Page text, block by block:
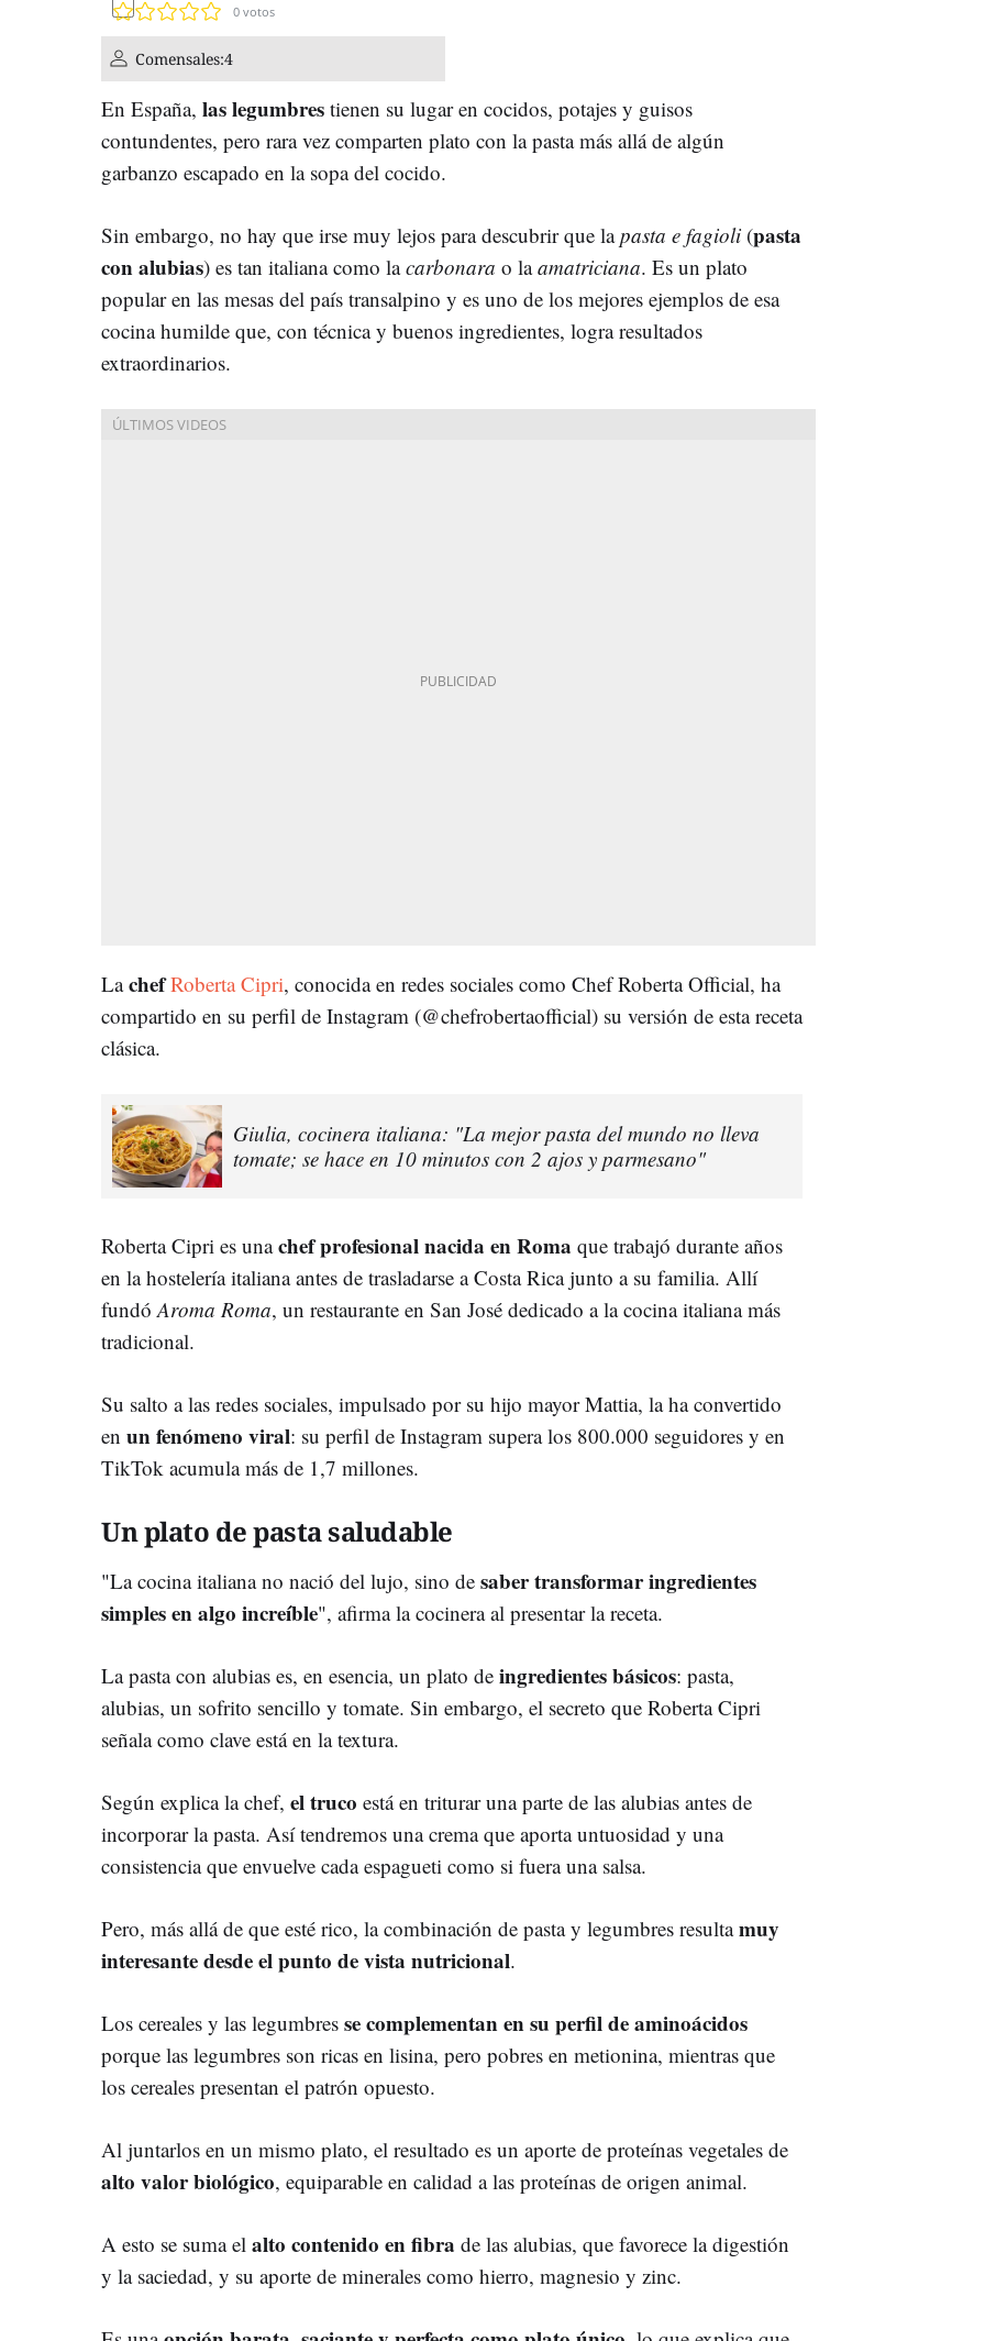
0 votos
Comensales:4
En España, las legumbres tienen su lugar en cocidos, potajes y guisos
contundentes, pero rara vez comparten plato con la pasta más allá de algún
garbanzo escapado en la sopa del cocido.
Sin embargo, no hay que irse muy lejos para descubrir que lapasta e fagioli (pasta
con alubias) es tan italiana como lacarbonara o laamatriciana. Es un plato
popular en las mesas del país transalpino y es uno de los mejores ejemplos de esa
cocina humilde que, con técnica y buenos ingredientes, logra resultados
extraordinarios.
LachefRoberta Cipri, conocida en redes sociales como Chef Roberta Official, ha
compartido en su perfil de Instagram (@chefrobertaofficial) su versión de esta receta
clásica.
Giulia, cocinera italiana: "La mejor pasta del mundo no lleva
tomate; se hace en 10 minutos con 2 ajos y parmesano"
Roberta Cipri es unachef profesional nacida en Roma que trabajó durante años
en la hostelería italiana antes de trasladarse a Costa Rica junto a su familia. Allí
fundó Aroma Roma, un restaurante en San José dedicado a la cocina italiana más
tradicional.
Su salto a las redes sociales, impulsado por su hijo mayor Mattia, la ha convertido
en un fenómeno viral: su perfil de Instagram supera los 800.000 seguidores y en
TikTok acumula más de 1,7 millones.
Un plato de pasta saludable
"La cocina italiana no nació del lujo, sino de saber transformar ingredientes
simples en algo increíble", afirma la cocinera al presentar la receta.
La pasta con alubias es, en esencia, un plato de ingredientes básicos: pasta,
alubias, un sofrito sencillo y tomate. Sin embargo, el secreto que Roberta Cipri
señala como clave está en la textura.
Según explica la chef, el truco está en triturar una parte de las alubias antes de
incorporar la pasta. Así tendremos una crema que aporta untuosidad y una
consistencia que envuelve cada espagueti como si fuera una salsa.
Pero, más allá de que esté rico, la combinación de pasta y legumbres resultamuy
interesante desde el punto de vista nutricional.
Los cereales y las legumbres se complementan en su perfil de aminoácidos
porque las legumbres son ricas en lisina, pero pobres en metionina, mientras que
los cereales presentan el patrón opuesto.
Al juntarlos en un mismo plato, el resultado es un aporte de proteínas vegetales de
alto valor biológico, equiparable en calidad a las proteínas de origen animal.
A esto se suma el alto contenido en fibra de las alubias, que favorece la digestión
y la saciedad, y su aporte de minerales como hierro, magnesio y zinc.